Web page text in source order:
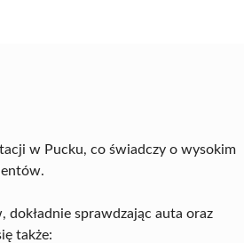
w Pucku, co świadczy o wysokim
dokładnie sprawdzając auta oraz
także: